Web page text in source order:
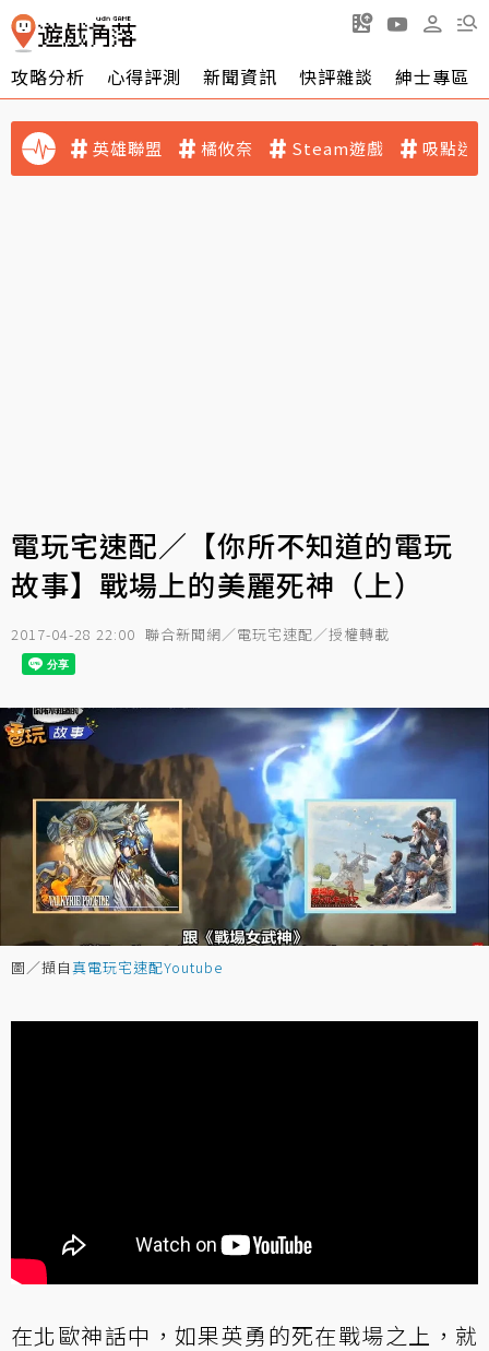
攻略分析 心得評測 新聞資訊 快評雜談 紳士專區
英雄聯盟 橘攸奈 Steam遊戲 吸點迷
電玩宅速配／【你所不知道的電玩
故事】戰場上的美麗死神（上）
2017-04-28 22:00 聯合新聞網／電玩宅速配／授權轉載
圖／擷自真電玩宅速配Youtube
在北歐神話中，如果英勇的死在戰場之上，就